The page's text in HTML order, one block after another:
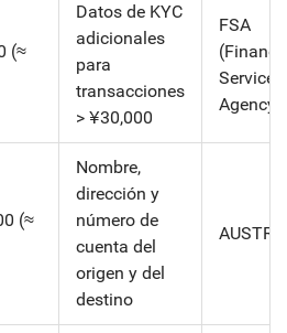
(≈
Datos de KYC
adicionales
para
transacciones
> ¥30,000
FSA
Services
Agency)
(≈
Nombre,
dirección y
número de
cuenta del
origen y del
destino